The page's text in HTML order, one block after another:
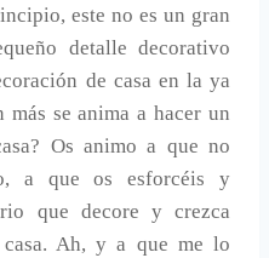
este no es un gran
detalle decorativo
de casa en la ya
se anima a hacer un
Os animo a que no
a que os esforcéis y
que decore y crezca
Ah, y a que me lo